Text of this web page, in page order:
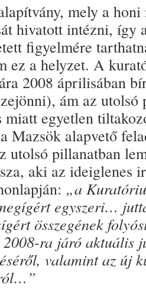
mely a
hivatott intézni, így
figyelmére
ez a helyzet. A
2008 áprilisában
ám az
miatt egyetlen
Mazsök alapvető
utolsó pillanatban
aki az ideiglenes
„a
egyszeri…
összegének
2008-ra járó aktuális
valamint az új